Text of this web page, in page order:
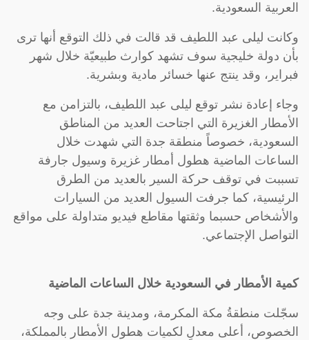
العربية السعودية.
وكانت ليلى عبد اللطيف قد قالت في ذلك التوقع أنها ترى
بأن دولة خليجية سوف تشهد كوارث طبيعيّة خلال شهر
فبراير، وقد ينتج عنها خسائر مادية وبشرية.
وجاء إعادة نشر توقع ليلى عبد اللطيف، بالتزامن مع
الأمطار الغزيرة التي اجتاحت العديد من المناطق
السعودية، خصوصاً منطقة جدة التي شهدت خلال
الساعات الماضية هطول أمطار غزيرة وسيول جارفة
تسببت في توقف حركة السير بالعديد من الطرق
الرئيسية، كما جرفت السيول العديد من السيارات
والأشخاص حسبما وثقتها مقاطع فيديو متداولة على مواقع
التواصل الإجتماعي.
كمية الأمطار في السعودية خلال الساعات الماضية
سجّلت منطقةُ مكة المكرمة، ومدينة جدة على وجه
الخصوص، أعلى معدلٍ لكميات هطول الأمطار بالمملكة،